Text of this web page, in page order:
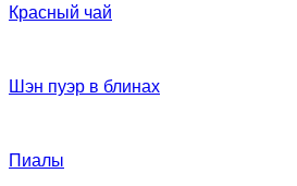
Красный чай
Шэн пуэр в блинах
Пиалы